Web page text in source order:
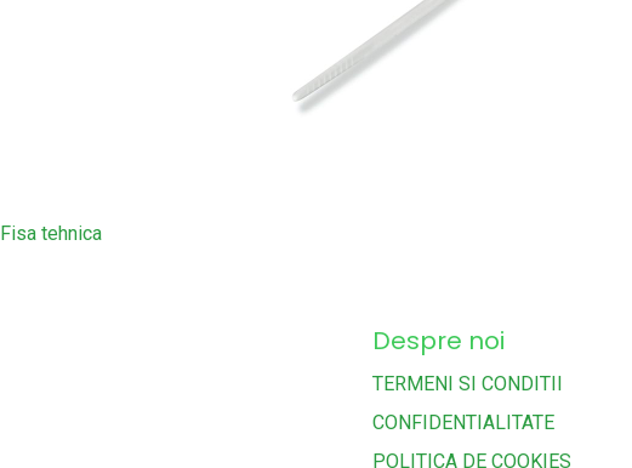
Fisa tehnica
Despre noi
TERMENI SI CONDITII
CONFIDENTIALITATE
POLITICA DE COOKIES